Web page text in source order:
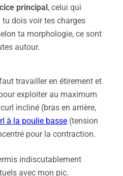
principal , celui qui
dois voir tes charges
ta morphologie, ce sont
autour.
travailler en étirement et
exploiter au maximum
incliné (bras en arrière,
à la poulie basse (tension
pour la contraction.
indiscutablement
avec mon pic.